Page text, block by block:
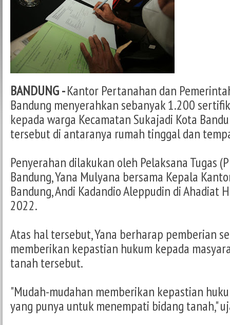
BANDUNG -Kantor Pertanahan dan
Bandung menyerahkan sebanyak 1.200
kepada warga Kecamatan Sukajadi Kota
tersebut di antaranya rumah tinggal dan
Penyerahan dilakukan oleh Pelaksana Tugas
Bandung, Yana Mulyana bersama Kepala
Bandung, Andi Kadandio Aleppudin di Ahadiat
2022.
Atas hal tersebut, Yana berharap pemberian
memberikan kepastian hukum kepada
tanah tersebut.
"Mudah-mudahan memberikan kepastian
yang punya untuk menempati bidang tanah,"